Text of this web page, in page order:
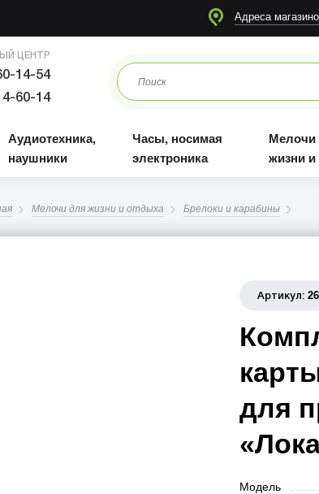
Адреса
ЦЕНТР
14-54
60-14
Аудиотехника,
наушники
Часы, носимая
электроника
Мелочи
жизни
Мелочи для жизни и отдыха Брелоки и карабины
Артикул:
для
Модель